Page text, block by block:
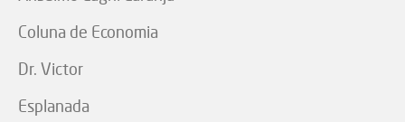
Coluna de Economia
Dr. Victor
Esplanada